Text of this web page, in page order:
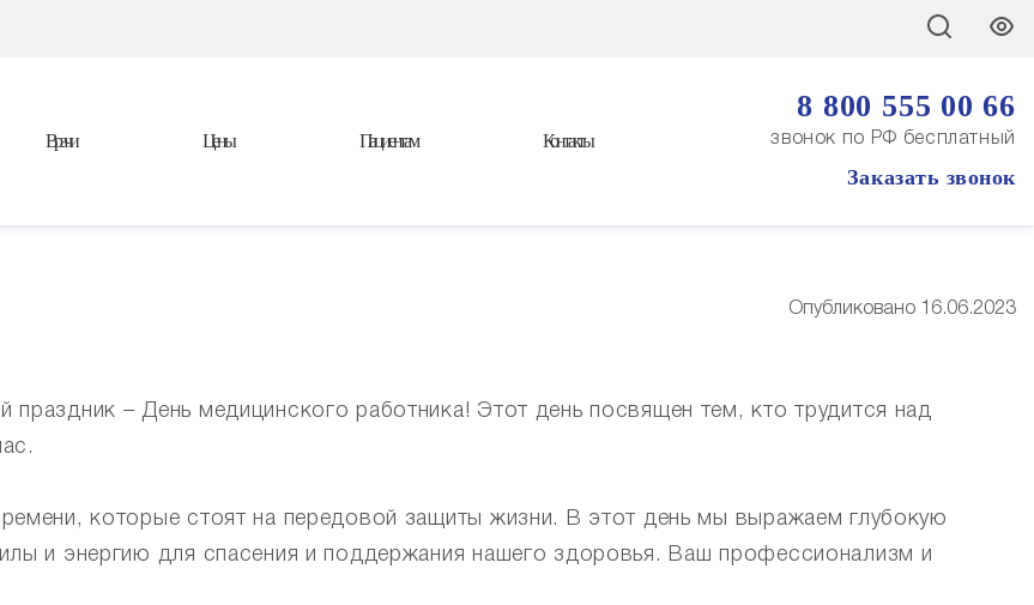
Врачи Цены Пациентам Контакты
8 800 555 00 66
звонок по РФ бесплатный
Заказать звонок
Опубликовано 16.06.2023
– День медицинского работника! Этот день посвящен тем, кто трудится над
которые стоят на передовой защиты жизни. В этот день мы выражаем глубокую
и энергию для спасения и поддержания нашего здоровья. Ваш профессионализм и